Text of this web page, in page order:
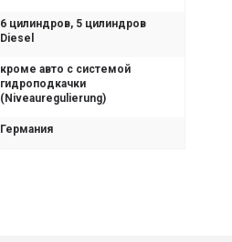
6 цилиндров, 5 цилиндров
Diesel
кроме авто с системой
гидроподкачки
(Niveauregulierung)
Германия